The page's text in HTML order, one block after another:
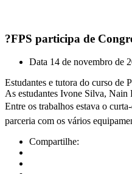
?FPS participa de
Data 14 de novembro de
Estudantes e tutora do curso de
As estudantes Ivone Silva, Nain
Entre os trabalhos estava o
parceria com os vários
Compartilhe: